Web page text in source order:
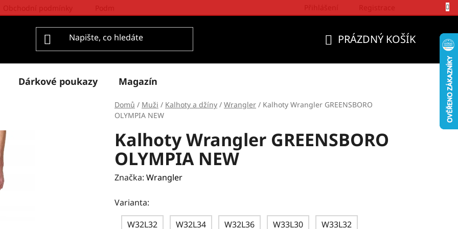
PRÁZDNÝ KOŠÍK
Dárkové poukazy Magazín
Domů / Muži / Kalhoty a džíny / Wrangler / Kalhoty Wrangler GREENSBORO
OLYMPIA NEW
Kalhoty Wrangler GREENSBORO
OLYMPIA NEW
Značka: Wrangler
Varianta:
W32L32
W32L34 W32L36 W33L30 W33L32